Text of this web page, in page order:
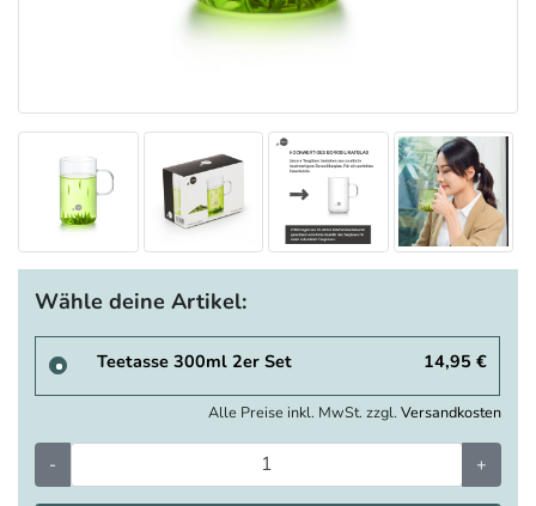
Wähle deine Artikel:
Teetasse 300ml 2er Set 14,95 €
Alle Preise inkl. MwSt. zzgl. Versandkosten
- +